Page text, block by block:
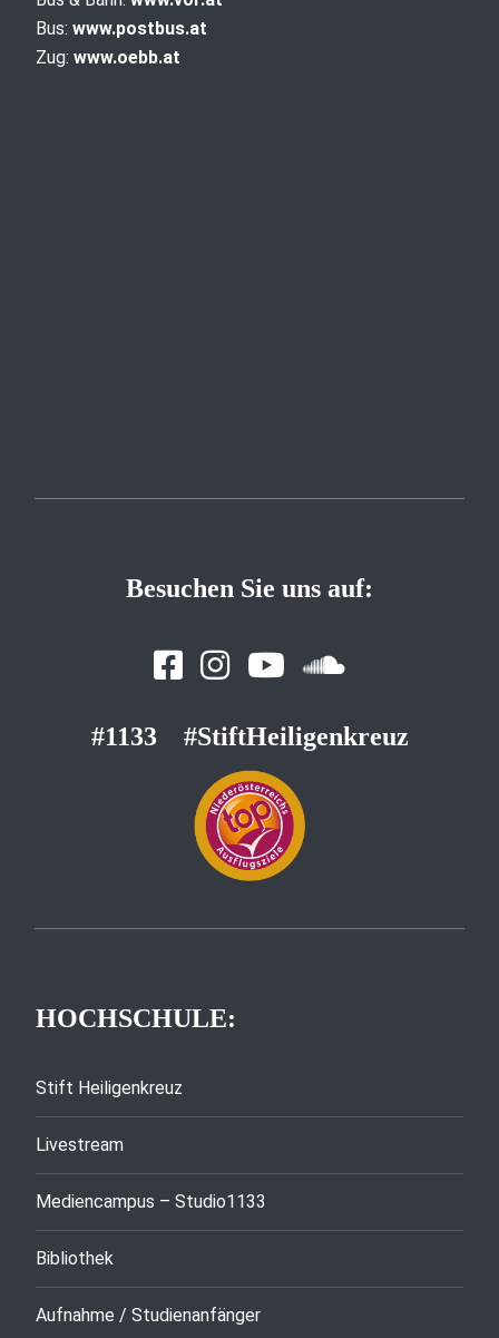
Bus: www.postbus.at
Zug: www.oebb.at
Besuchen Sie uns auf:
#1133 #StiftHeiligenkreuz
HOCHSCHULE:
Stift Heiligenkreuz
Livestream
Mediencampus – Studio1133
Bibliothek
Aufnahme / Studienanfänger